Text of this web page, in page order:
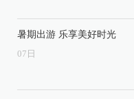
暑期出游 乐享美好时光
07 日